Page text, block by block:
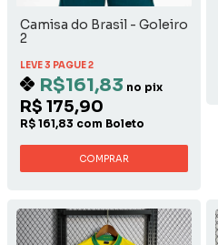
Camisa do Brasil - Goleiro
2
LEVE 3 PAGUE 2
R$161,83 no pix
R$ 175,90
R$ 161,83 com Boleto
COMPRAR